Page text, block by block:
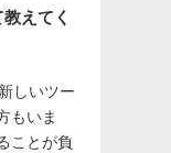
えてく
しいツー
もいま
ことが負